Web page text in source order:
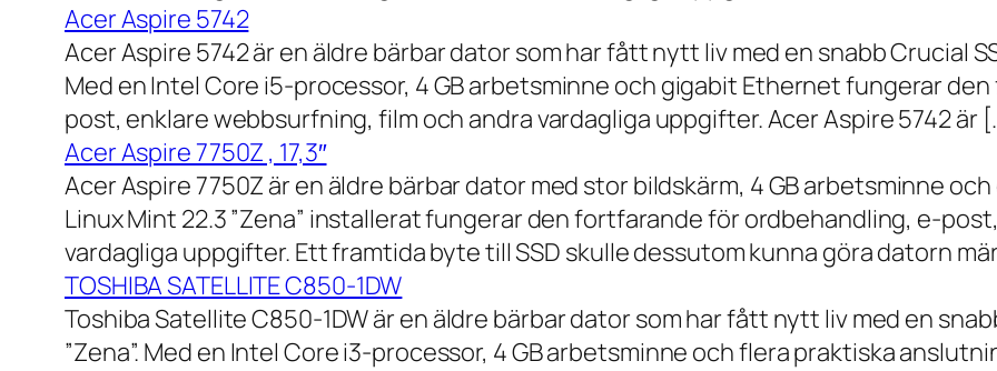
Acer Aspire 5742
Acer Aspire 5742 är en äldre bärbar dator som har fått nytt liv med en snabb Crucial
Med en Intel Core i5-processor, 4 GB arbetsminne och gigabit Ethernet fungerar
post, enklare webbsurfning, film och andra vardagliga uppgifter. Acer Aspire 5742 är
Acer Aspire 7750Z , 17,3″
Acer Aspire 7750Z är en äldre bärbar dator med stor bildskärm, 4 GB arbetsminne
Linux Mint 22.3 ”Zena” installerat fungerar den fortfarande för ordbehandling, e-
vardagliga uppgifter. Ett framtida byte till SSD skulle dessutom kunna göra datorn
TOSHIBA SATELLITE C850-1DW
Toshiba Satellite C850-1DW är en äldre bärbar dator som har fått nytt liv med en
”Zena”. Med en Intel Core i3-processor, 4 GB arbetsminne och flera praktiska